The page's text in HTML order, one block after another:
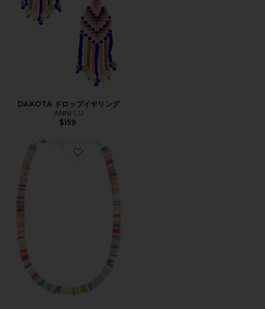
DAKOTA ドロップイヤリング
ANNI LU
$159
Favorite HOLIDAY ビーズ付装飾ネックレス